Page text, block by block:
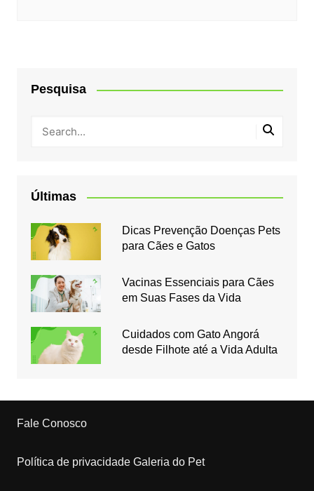
Pesquisa
Últimas
Dicas Prevenção Doenças Pets
para Cães e Gatos
Vacinas Essenciais para Cães
em Suas Fases da Vida
Cuidados com Gato Angorá
desde Filhote até a Vida Adulta
Fale Conosco
Política de privacidade Galeria do Pet